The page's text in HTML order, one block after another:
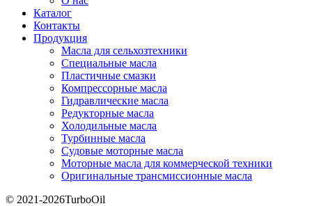
Каталог
Контакты
Продукция
Масла для сельхозтехники
Специальные масла
Пластичные смазки
Компрессорные масла
Гидравлические масла
Редукторные масла
Холодильные масла
Турбинные масла
Судовые моторные масла
Моторные масла для коммерческой техники
Оригинальные трансмиссионные масла
© 2021-2026TurboOil